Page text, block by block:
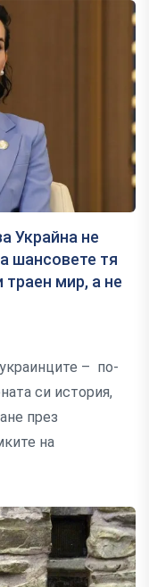
Украйна не
шансовете тя
мир, а не
– по-
си история,
през
на